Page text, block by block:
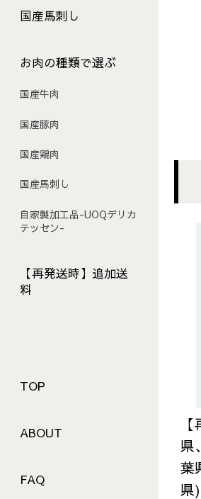
TOP
ABOUT
FAQ
国産馬刺し
お肉の種類で選ぶ
国産牛肉
国産豚肉
国産鶏肉
国産馬刺し
自家製加工品-UOQデリカ
テッセン-
【再発送時】追加送
料
県
葉
県)